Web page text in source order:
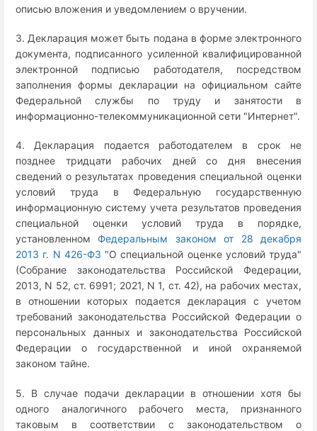
описью вложения и уведомлением о вручении.
3. Декларация может быть подана в форме электронного
документа, подписанного усиленной квалифицированной
электронной подписью работодателя, посредством
заполнения формы декларации на официальном сайте
Федеральной службы по труду и занятости в
информационно-телекоммуникационной сети "Интернет".
4. Декларация подается работодателем в срок не
позднее тридцати рабочих дней со дня внесения
сведений о результатах проведения специальной оценки
условий труда в Федеральную государственную
информационную систему учета результатов проведения
специальной оценки условий труда в порядке,
установленном Федеральным законом от 28 декабря
2013 г. N 426-ФЗ "О специальной оценке условий труда"
(Собрание законодательства Российской Федерации,
2013, N 52, ст. 6991; 2021, N 1, ст. 42), на рабочих местах,
в отношении которых подается декларация с учетом
требований законодательства Российской Федерации о
персональных данных и законодательства Российской
Федерации о государственной и иной охраняемой
законом тайне.
5. В случае подачи декларации в отношении хотя бы
одного аналогичного рабочего места, признанного
таковым в соответствии с законодательством о